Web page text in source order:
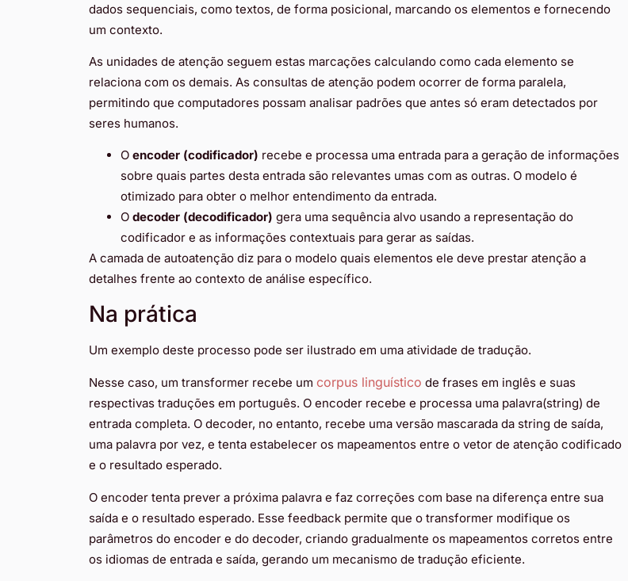
dados sequenciais, como textos, de forma posicional, marcando os elementos e fornecendo
um contexto.
As unidades de atenção seguem estas marcações calculando como cada elemento se
relaciona com os demais. As consultas de atenção podem ocorrer de forma paralela,
permitindo que computadores possam analisar padrões que antes só eram detectados por
seres humanos.
O encoder (codificador) recebe e processa uma entrada para a geração de informações
sobre quais partes desta entrada são relevantes umas com as outras. O modelo é
otimizado para obter o melhor entendimento da entrada.
O decoder (decodificador) gera uma sequência alvo usando a representação do
codificador e as informações contextuais para gerar as saídas.
A camada de autoatenção diz para o modelo quais elementos ele deve prestar atenção a
detalhes frente ao contexto de análise específico.
Na prática
Um exemplo deste processo pode ser ilustrado em uma atividade de tradução.
Nesse caso, um transformer recebe um corpus linguístico de frases em inglês e suas
respectivas traduções em português. O encoder recebe e processa uma palavra(string) de
entrada completa. O decoder, no entanto, recebe uma versão mascarada da string de saída,
uma palavra por vez, e tenta estabelecer os mapeamentos entre o vetor de atenção codificado
e o resultado esperado.
O encoder tenta prever a próxima palavra e faz correções com base na diferença entre sua
saída e o resultado esperado. Esse feedback permite que o transformer modifique os
parâmetros do encoder e do decoder, criando gradualmente os mapeamentos corretos entre
os idiomas de entrada e saída, gerando um mecanismo de tradução eficiente.